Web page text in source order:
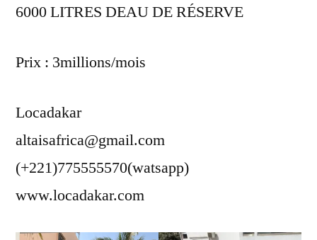
6000 LITRES DEAU DE RÉSERVE
Prix : 3millions/mois
Locadakar
altaisafrica@gmail.com
(+221)775555570(watsapp)
www.locadakar.com